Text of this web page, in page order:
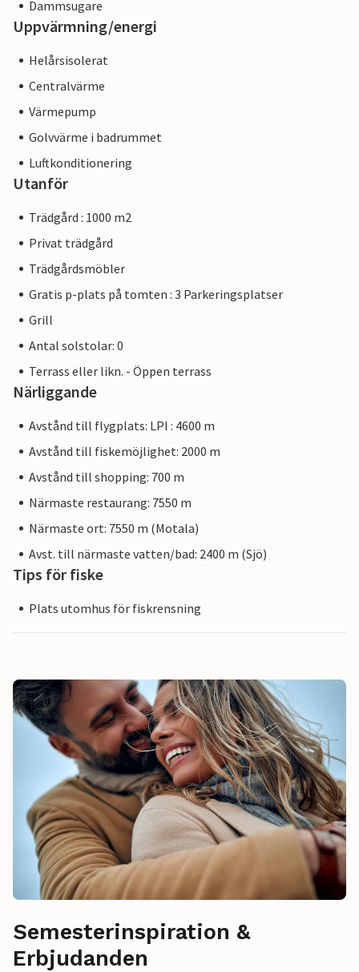
Dammsugare
Uppvärmning/energi
Helårsisolerat
Centralvärme
Värmepump
Golvvärme i badrummet
Luftkonditionering
Utanför
Trädgård : 1000 m2
Privat trädgård
Trädgårdsmöbler
Gratis p-plats på tomten : 3 Parkeringsplatser
Grill
Antal solstolar: 0
Terrass eller likn. - Öppen terrass
Närliggande
Avstånd till flygplats: LPI : 4600 m
Avstånd till fiskemöjlighet: 2000 m
Avstånd till shopping: 700 m
Närmaste restaurang: 7550 m
Närmaste ort: 7550 m (Motala)
Avst. till närmaste vatten/bad: 2400 m (Sjö)
Tips för fiske
Plats utomhus för fiskrensning
Semesterinspiration &
Erbjudanden